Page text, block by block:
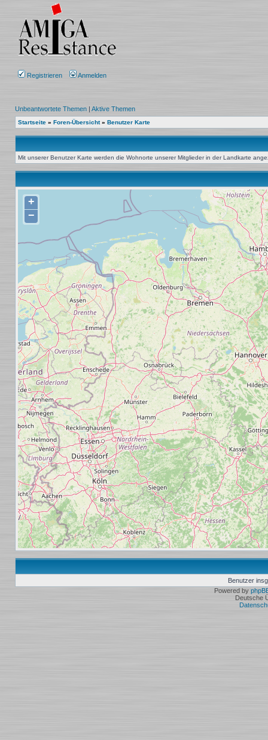
Registrieren Anmelden
Unbeantwortete Themen | Aktive Themen
Startseite » Foren-Übersicht» Benutzer Karte
Mit unserer Benutzer Karte werden die Wohnorte unserer Mitglieder in der Landkarte
+
−
Benutzer
Powered by
Deutsche